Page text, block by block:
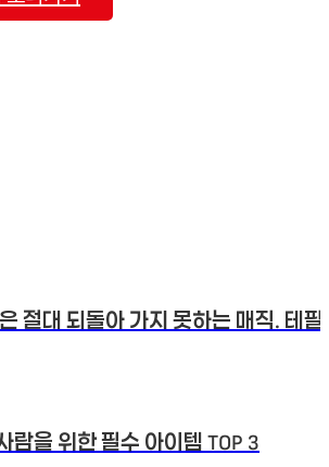
절대 되돌아 가지 못하는 매직. 테
람을 위한 필수 아이템 TOP 3